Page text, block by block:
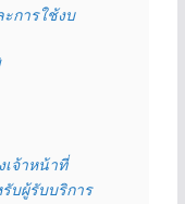
การใช้งบ
จ้าหน้าที่
บผู้รับบริการ